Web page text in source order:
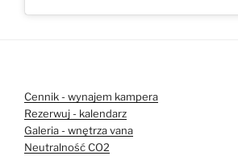
Cennik - wynajem kampera
Rezerwuj - kalendarz
Galeria - wnętrza vana
Neutralność CO2